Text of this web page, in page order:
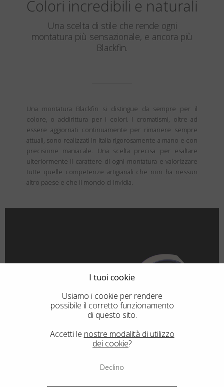
Colori incredibili e naturali
Una scelta di stile che rende ogni
montatura più sensazionale, e ancora più
Blackfin.
Una montatura Blackfin si distingue da sempre per il
colore, o addirittura per i colori. I cromatismi, oltre ad
essere aggiornati continuamente per rimanere sempre
attuali, sono realizzati in Italia rigorosamente a mano e con
precisione maniacale. Una scelta precisa per esaltare
ulteriormente il carattere di ogni montatura e valorizzare
tutte quelle competenze artigianali che non ha nessun
altro paese e che il mondo ci invidia.
I tuoi cookie
Usiamo i cookie per rendere
possibile il corretto funzionamento
di questo sito.
Accetti le nostre modalità di utilizzo
dei cookie?
Declino